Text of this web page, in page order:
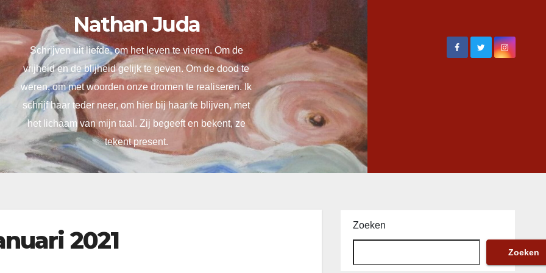
Nathan Juda
Schrijven uit liefde, om het leven te vieren. Om de
vrijheid en de blijheid gelijk te geven. Om de dood te
weren, om met woorden onze dromen te realiseren. Ik
schrijf haar teder neer, om hier bij haar te blijven, met
het lichaam van mijn taal. Zij begeeft en bekent, ze
tekent present.
2021
Zoeken
Zoeken